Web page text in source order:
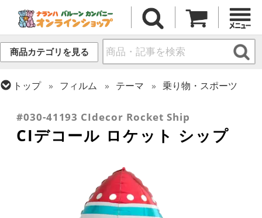
商品カテゴリを見る
トップ フィルム テーマ
乗り物・スポーツ
ひなまつり・こどもの日
#030-41193 CIdecor Rocket Ship
CIデコール ロケット シップ